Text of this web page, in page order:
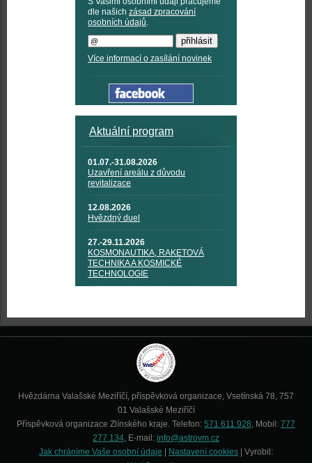
dle našich zásad zpracování
osobních údajů.
Více informací o zasílání novinek
Aktuální program
01.07.-31.08.2026
Uzavření areálu z důvodu
revitalizace
12.08.2026
Hvězdný duel
27.-29.11.2026
KOSMONAUTIKA, RAKETOVÁ
TECHNIKA A KOSMICKÉ
TECHNOLOGIE
Hvězdárna Valašské Meziříčí, příspěvková organizace, Vsetínská 78, 757
01 Valašské Meziříčí
Příspěvková organizace Zlínského kraje. Telefon: 571 611 928, Mobil: 777
277 134, E-mail: info@astrovm.cz
Jak chráníme Vaše osobní údaje
Nastavení cookies | Vyrobil: